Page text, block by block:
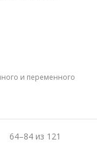
и переменного
64–84 из 121